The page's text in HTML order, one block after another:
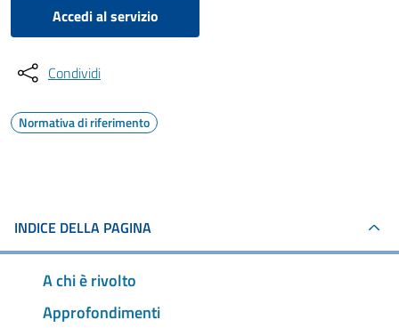
Accedi al servizio
Condividi
Normativa di riferimento
INDICE DELLA PAGINA
A chi è rivolto
Approfondimenti